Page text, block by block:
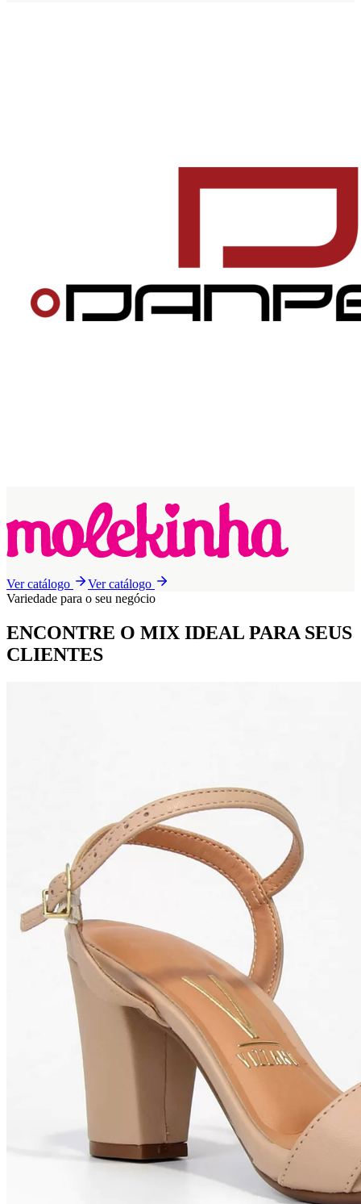
Ver catálogo
Ver catálogo
Variedade para o seu negócio
ENCONTRE O MIX IDEAL PARA SEUS
CLIENTES